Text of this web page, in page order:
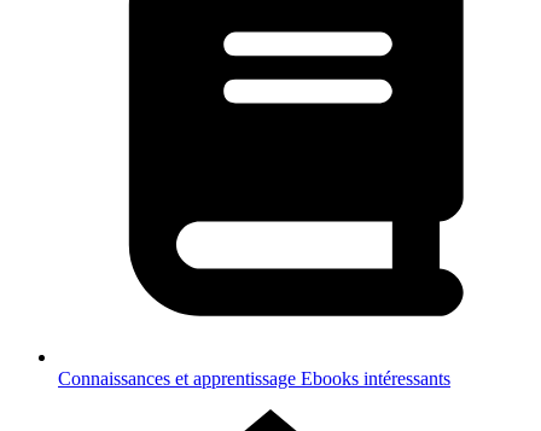
Connaissances et apprentissage Ebooks intéressants